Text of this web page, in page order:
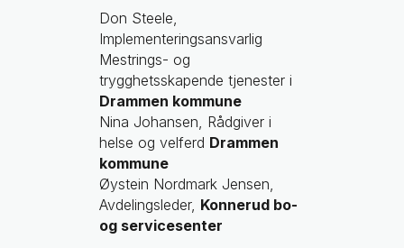
Don Steele,
Implementeringsansvarlig
Mestrings- og
trygghetsskapende tjenester i
Drammen kommune
Nina Johansen, Rådgiver i
helse og velferd Drammen
kommune
Øystein Nordmark Jensen,
Avdelingsleder, Konnerud bo-
og servicesenter